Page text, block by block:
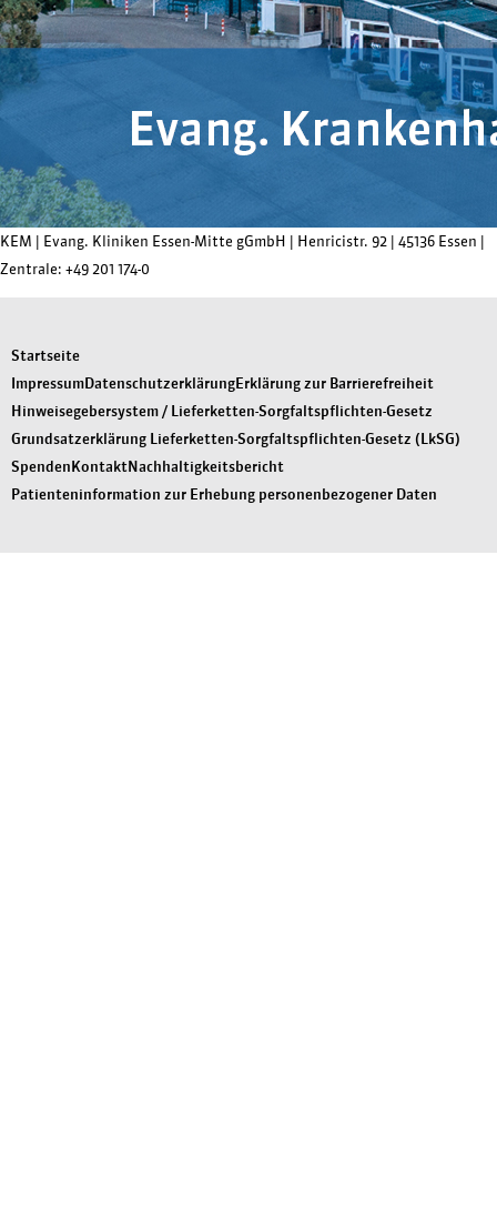
KEM | Evang. Kliniken Essen-Mitte gGmbH | Henricistr. 92 | 45136 Essen |
Zentrale: +49 201 174-0
Startseite
ImpressumDatenschutzerklärungErklärung zur Barrierefreiheit
Hinweisegebersystem / Lieferketten-Sorgfaltspflichten-Gesetz
Grundsatzerklärung Lieferketten-Sorgfaltspflichten-Gesetz (LkSG)
SpendenKontaktNachhaltigkeitsbericht
Patienteninformation zur Erhebung personenbezogener Daten